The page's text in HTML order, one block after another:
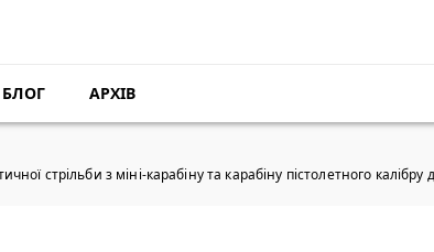
БЛОГ АРХІВ
стрільби з міні-карабіну та карабіну пістолетного